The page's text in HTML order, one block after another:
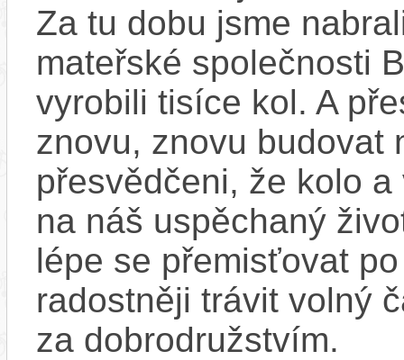
Za tu dobu jsme
mateřské společnosti
vyrobili tisíce kol. A
znovu, znovu budovat
přesvědčeni, že kolo
na náš uspěchaný
lépe se přemisťovat
radostněji trávit volný
za dobrodružstvím.